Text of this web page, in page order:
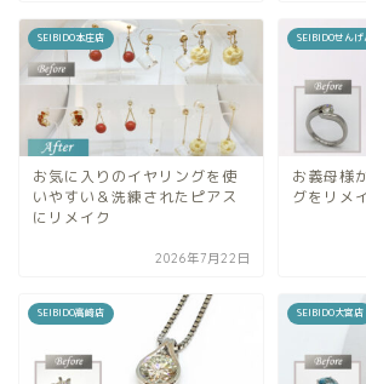
SEIBIDO本庄店
お気に入りのイヤリングを使
いやすい＆洗練されたピアス
にリメイク
2026年7月22日
SEIBIDOせん
お義母様
グをリメ
SEIBIDO高崎店 SEIBIDO大宮店